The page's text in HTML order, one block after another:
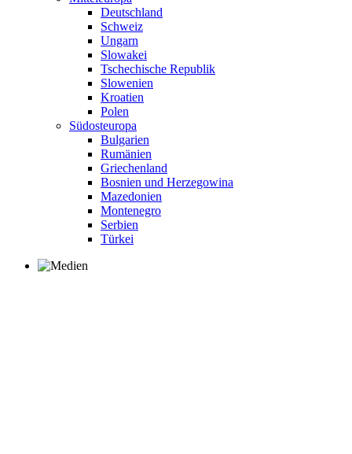
Deutschland
Schweiz
Ungarn
Slowakei
Tschechische Republik
Slowenien
Kroatien
Polen
Südosteuropa
Bulgarien
Rumänien
Griechenland
Bosnien und Herzegowina
Mazedonien
Montenegro
Serbien
Türkei